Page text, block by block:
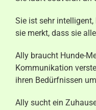
Sie ist sehr
sie merkt, dass sie
Ally braucht Hunde-
Kommunikation
ihren Bedürfnissen
Ally sucht ein